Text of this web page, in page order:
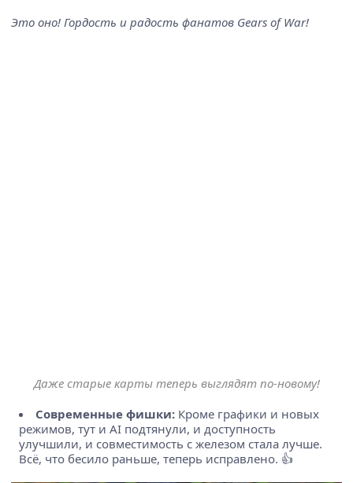
Это оно! Гордость и радость фанатов Gears of War!
Даже старые карты теперь выглядят по-новому!
Современные фишки: Кроме графики и новых
режимов, тут и AI подтянули, и доступность
улучшили, и совместимость с железом стала лучше.
Всё, что бесило раньше, теперь исправлено. 👍